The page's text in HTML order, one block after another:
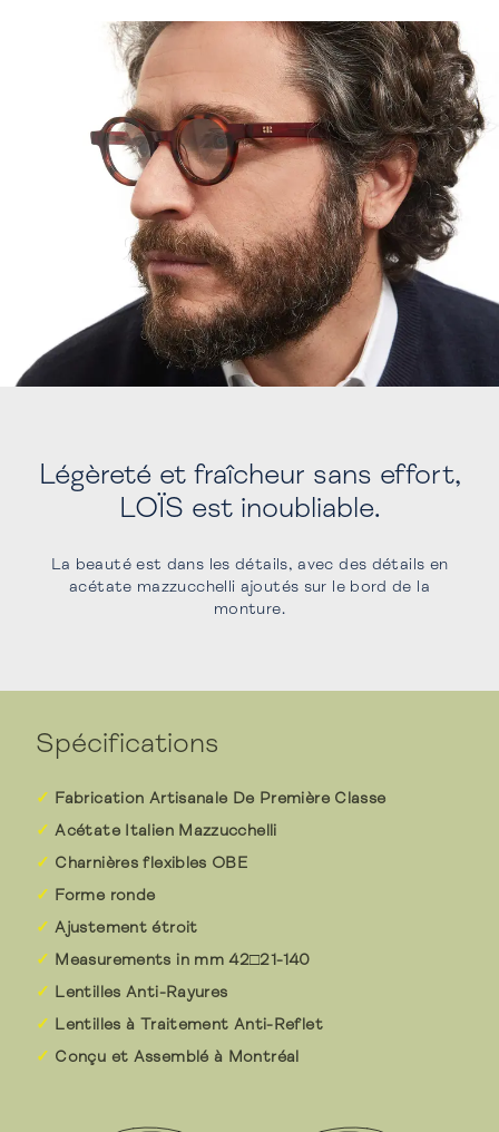
Légèreté et fraîcheur sans effort,
LOÏS est inoubliable.
La beauté est dans les détails, avec des détails en
acétate mazzucchelli ajoutés sur le bord de la
monture.
Spécifications
Fabrication Artisanale De Première Classe
Acétate Italien Mazzucchelli
Charnières flexibles OBE
Forme ronde
Ajustement étroit
Measurements in mm 42□21-140
Lentilles Anti-Rayures
Lentilles à Traitement Anti-Reflet
Conçu et Assemblé à Montréal